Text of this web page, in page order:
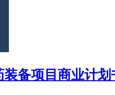
装备项目商业计划